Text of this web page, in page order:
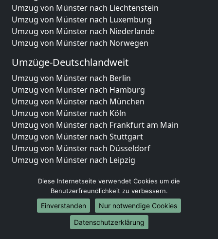
Umzug von Münster nach Liechtenstein
Umzug von Münster nach Luxemburg
Umzug von Münster nach Niederlande
Umzug von Münster nach Norwegen
Umzüge-Deutschlandweit
Umzug von Münster nach Berlin
Umzug von Münster nach Hamburg
Umzug von Münster nach München
Umzug von Münster nach Köln
Umzug von Münster nach Frankfurt am Main
Umzug von Münster nach Stuttgart
Umzug von Münster nach Düsseldorf
Umzug von Münster nach Leipzig
Umzug von Münster nach Essen
Umzug von Münster nach Bremen
Umzug von Münster nach Dresden
Umzug von Münster nach Hannover
Umzug von Münster nach Nürnberg
Diese Internetseite verwendet Cookies um die
Benutzerfreundlichkeit zu verbessern.
Einverstanden
Nur notwendige Cookies
Datenschutzerklärung